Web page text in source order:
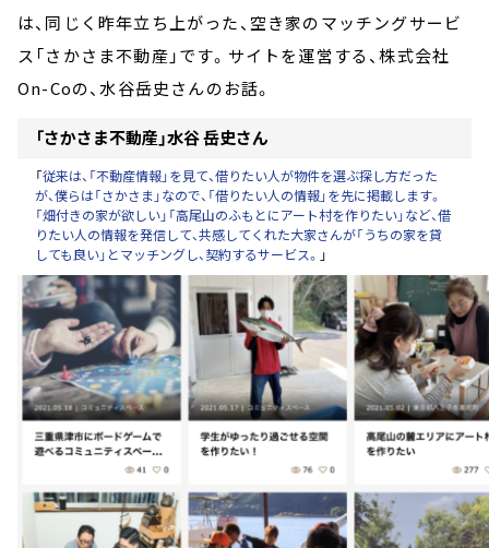
は、同じく昨年立ち上がった、空き家のマッチングサービ
ス「さかさま不動産」です。サイトを運営する、株式会社
On-Coの、水谷岳史さんのお話。
「さかさま不動産」水谷 岳史さん
「従来は、「不動産情報」を見て、借りたい人が物件を選ぶ探し方だった
が、僕らは「さかさま」なので、「借りたい人の情報」を先に掲載します。
「畑付きの家が欲しい」「高尾山のふもとにアート村を作りたい」など、借
りたい人の情報を発信して、共感してくれた大家さんが「うちの家を貸
しても良い」とマッチングし、契約するサービス。 」